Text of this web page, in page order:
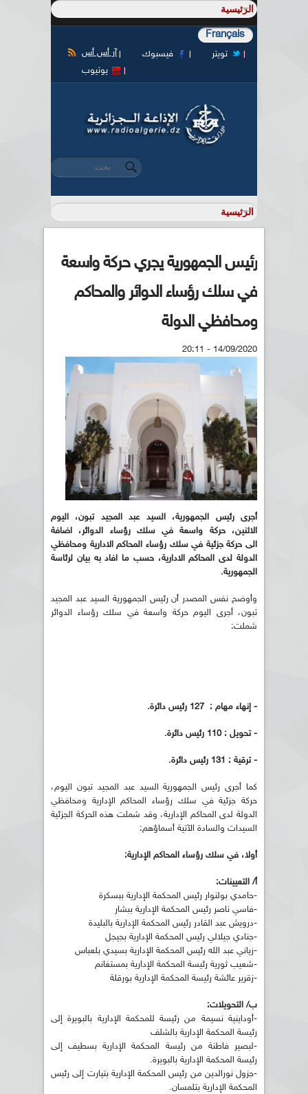
Français
آر أس أس فيسبوك
تويتر
يوتيوب
استمارة البحث
‏بحث ‏
رئيس الجمهورية يجري حركة واسعة
في سلك رؤساء الدوائر والمحاكم
ومحافظي الدولة
14/09/2020 - 20:11
أجرى رئيس الجمهورية، السيد عبد المجيد تبون، اليوم
الاثنين، حركة واسعة في سلك رؤساء الدوائر، اضافة
الى حركة جزئية في سلك رؤساء المحاكم الادارية ومحافظي
الدولة لدى المحاكم الادارية، حسب ما افاد به بيان لرئاسة
الجمهورية.
وأوضح نفس المصدر أن رئيس الجمهورية السيد عبد المجيد
تبون، أجرى اليوم حركة واسعة في سلك رؤساء الدوائر
شملت:
- إنهاء مهام : 127 رئيس دائرة.
- تحويل : 110 رئيس دائرة.
- ترقية : 131 رئيس دائرة.
كما أجرى رئيس الجمهورية السيد عبد المجيد تبون اليوم،
حركة جزئية في سلك رؤساء المحاكم الإدارية ومحافظي
الدولة لدى المحاكم الإدارية، وقد شملت هذه الحركة الجزئية
السيدات والسادة الآتية أسماؤهم:
أولا، في سلك رؤساء المحاكم الإدارية:
أ/ التعيينات:
-حامدي بولنوار رئيس المحكمة الإدارية ببسكرة
-فاسي ناصر رئيس المحكمة الإدارية ببشار
-درويش عبد القادر رئيس المحكمة الإدارية بالبليدة
-جنادي جيلالي رئيس المحكمة الإدارية بجيجل
-زياني عبد الله رئيس المحكمة الإدارية بسيدي بلعباس
-شعيب ثورية رئيسة المحكمة الإدارية بمستغانم
-زقرير عائشة رئيسة المحكمة الإدارية بورقلة
ب/ التحويلات:
-أوداينية نسيمة من رئيسة للمحكمة الإدارية بالبويرة إلى
رئيسة المحكمة الإدارية بالشلف
-لبصير فاطنة من رئيسة المحكمة الإدارية بسطيف إلى
رئيسة المحكمة الإدارية بالبويرة.
-جزول نورالدين من رئيس المحكمة الإدارية بتيارت إلى رئيس
المحكمة الإدارية بتلمسان.